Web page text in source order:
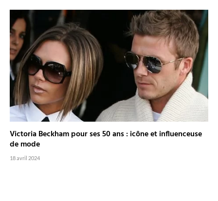
Victoria Beckham pour ses 50 ans : icône et influenceuse
de mode
18 avril 2024